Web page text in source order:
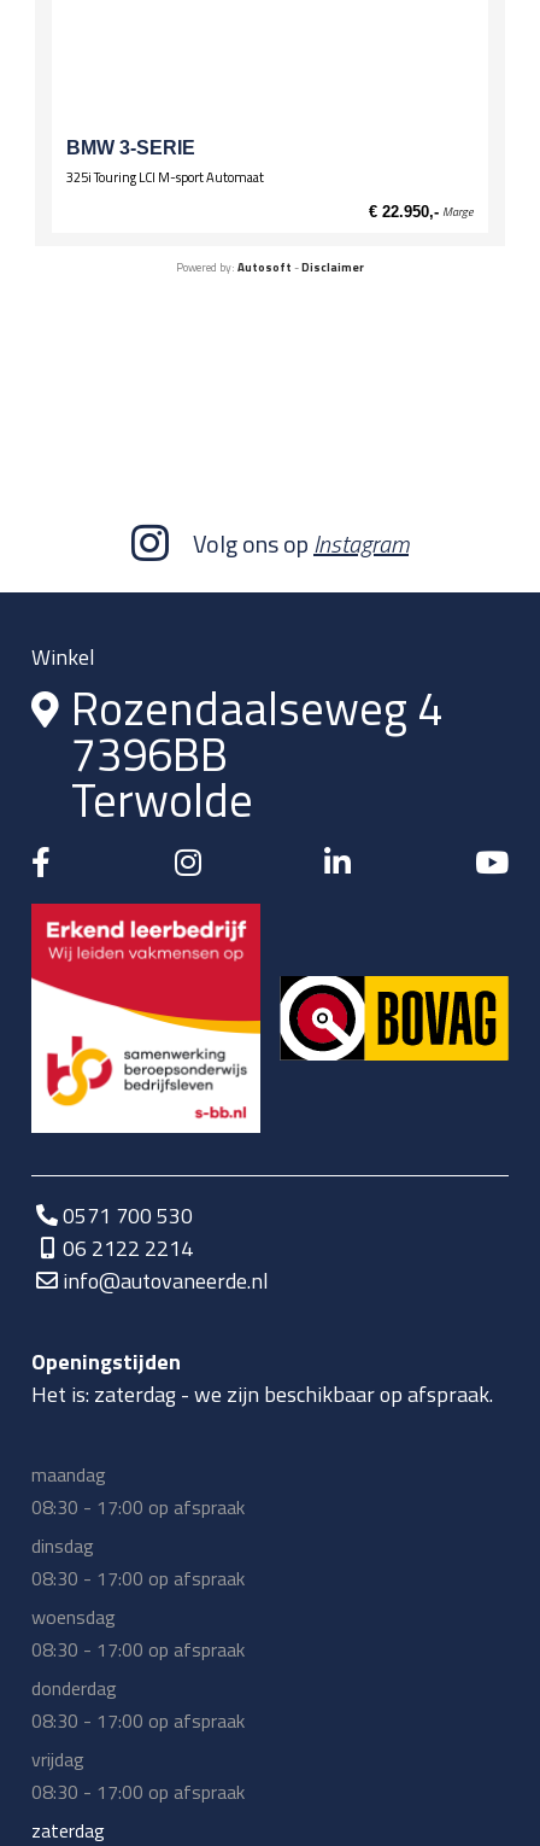
BMW 3-SERIE
325i Touring LCI M-sport Automaat
€ 22.950,- Marge
Powered by: Autosoft -Disclaimer
Volg ons opInstagram
Winkel
Rozendaalseweg 4
7396BB
Terwolde
0571 700 530
06 2122 2214
info@autovaneerde.nl
Openingstijden
Het is:zaterdag-we zijn beschikbaar op afspraak.
maandag
08:30 - 17:00 op afspraak
dinsdag
08:30 - 17:00 op afspraak
woensdag
08:30 - 17:00 op afspraak
donderdag
08:30 - 17:00 op afspraak
vrijdag
08:30 - 17:00 op afspraak
zaterdag